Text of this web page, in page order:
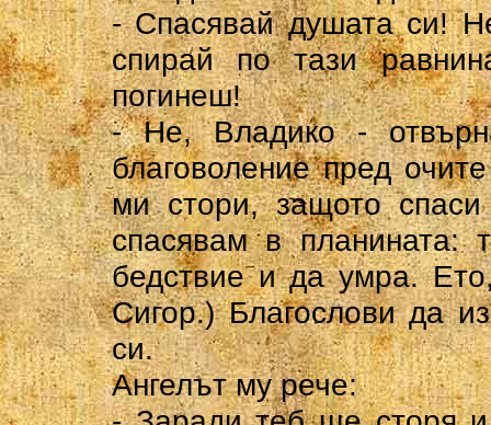
- Спасявай душата си!
спирай по тази
погинеш!
- Не, Владико -
благоволение пред
ми стори, защото
спасявам в планината:
бедствие и да умра.
Сигор.) Благослови да
си.
Ангелът му рече: